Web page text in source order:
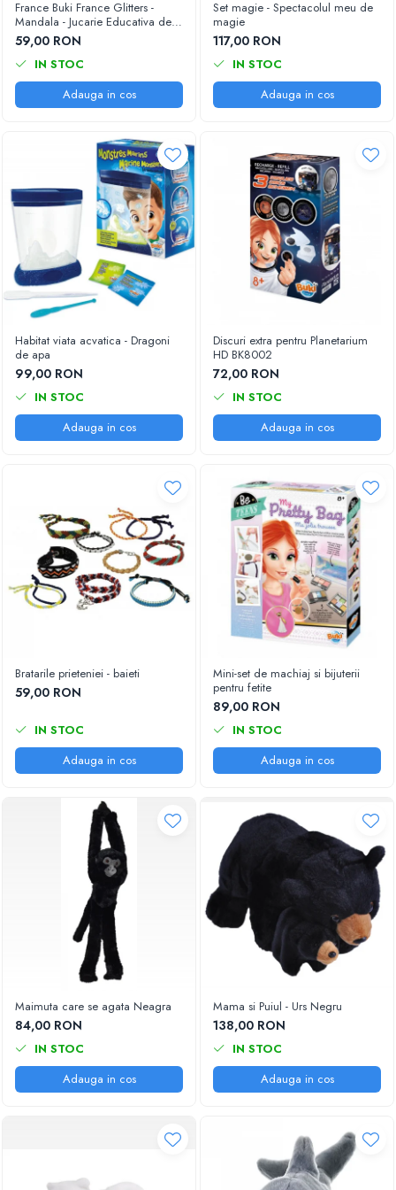
Jucarii de baie
Zornaitoare
Jucarii dentitie
Jucarii senzoriale
Jucarii motrice pentru bebelusi
Jucarii muzicale bebelusi
Puzzle bebelusi
France Buki France Glitters -
Mandala - Jucarie Educativa de
inalta calitate pentru copii
59,00 RON
IN STOC
Adauga in cos
Set magie - Spectacolul meu de
magie
117,00 RON
IN STOC
Adauga in cos
Habitat viata acvatica - Dragoni
de apa
99,00 RON
IN STOC
Adauga in cos
Discuri extra pentru Planetarium
HD BK8002
72,00 RON
IN STOC
Adauga in cos
Bratarile prieteniei - baieti
59,00 RON
IN STOC
Adauga in cos
Mini-set de machiaj si bijuterii
pentru fetite
89,00 RON
IN STOC
Adauga in cos
Maimuta care se agata Neagra
84,00 RON
IN STOC
Adauga in cos
Mama si Puiul - Urs Negru
138,00 RON
IN STOC
Adauga in cos